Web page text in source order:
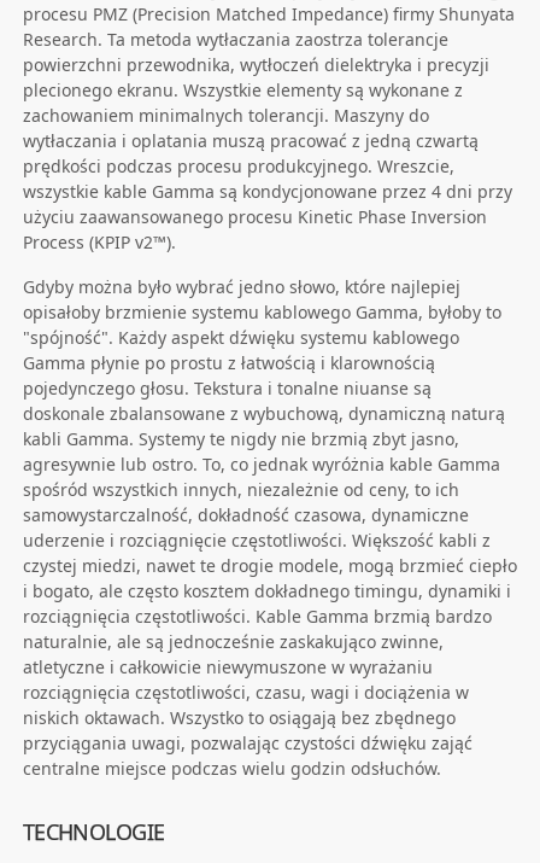
procesu PMZ (Precision Matched Impedance) firmy Shunyata
Research. Ta metoda wytłaczania zaostrza tolerancje
powierzchni przewodnika, wytłoczeń dielektryka i precyzji
plecionego ekranu. Wszystkie elementy są wykonane z
zachowaniem minimalnych tolerancji. Maszyny do
wytłaczania i oplatania muszą pracować z jedną czwartą
prędkości podczas procesu produkcyjnego. Wreszcie,
wszystkie kable Gamma są kondycjonowane przez 4 dni przy
użyciu zaawansowanego procesu Kinetic Phase Inversion
Process (KPIP v2™).
Gdyby można było wybrać jedno słowo, które najlepiej
opisałoby brzmienie systemu kablowego Gamma, byłoby to
"spójność". Każdy aspekt dźwięku systemu kablowego
Gamma płynie po prostu z łatwością i klarownością
pojedynczego głosu. Tekstura i tonalne niuanse są
doskonale zbalansowane z wybuchową, dynamiczną naturą
kabli Gamma. Systemy te nigdy nie brzmią zbyt jasno,
agresywnie lub ostro. To, co jednak wyróżnia kable Gamma
spośród wszystkich innych, niezależnie od ceny, to ich
samowystarczalność, dokładność czasowa, dynamiczne
uderzenie i rozciągnięcie częstotliwości. Większość kabli z
czystej miedzi, nawet te drogie modele, mogą brzmieć ciepło
i bogato, ale często kosztem dokładnego timingu, dynamiki i
rozciągnięcia częstotliwości. Kable Gamma brzmią bardzo
naturalnie, ale są jednocześnie zaskakująco zwinne,
atletyczne i całkowicie niewymuszone w wyrażaniu
rozciągnięcia częstotliwości, czasu, wagi i dociążenia w
niskich oktawach. Wszystko to osiągają bez zbędnego
przyciągania uwagi, pozwalając czystości dźwięku zająć
centralne miejsce podczas wielu godzin odsłuchów.
TECHNOLOGIE